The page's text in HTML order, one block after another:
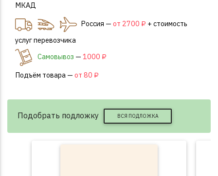
МКАД
Россия — от 2700 ₽ + стоимость
услуг перевозчика
Самовывоз — 1000 ₽
Подъём товара — от 80 ₽
Подобрать подложку ВСЯ ПОДЛОЖКА